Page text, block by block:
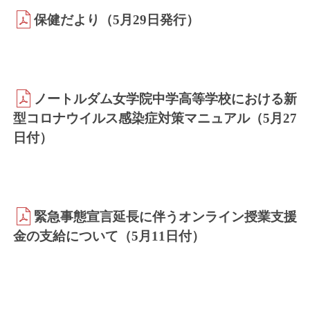
保健だより（5月29日発行）
ノートルダム女学院中学高等学校における新
型コロナウイルス感染症対策マニュアル（5月27
日付）
緊急事態宣言延長に伴うオンライン授業支援
金の支給について（5月11日付）